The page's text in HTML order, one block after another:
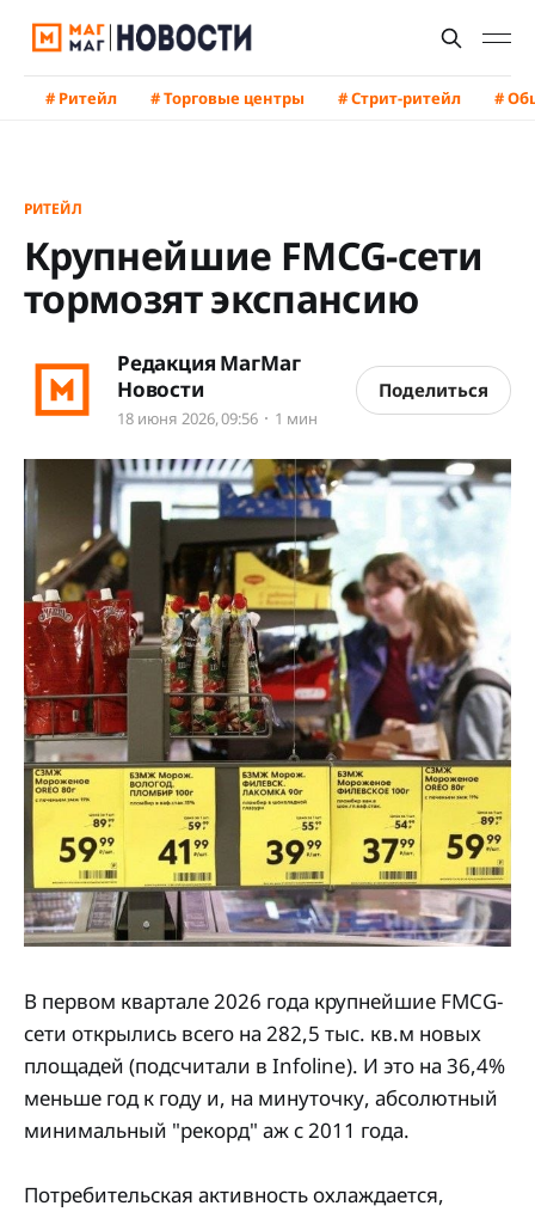
# Ритейл # Торговые центры # Стрит-ритейл #
РИТЕЙЛ
Крупнейшие FMCG-сети
тормозят экспансию
Редакция МагМаг
Новости
18 июня 2026, 09:56 1 мин
Поделиться
В первом квартале 2026 года крупнейшие FMCG-
сети открылись всего на 282,5 тыс. кв.м новых
площадей (подсчитали в Infoline). И это на 36,4%
меньше год к году и, на минуточку, абсолютный
минимальный "рекорд" аж с 2011 года.
Потребительская активность охлаждается,